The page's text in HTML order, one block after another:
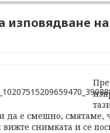
изповядване
да е смешно, смятаме,
снимката и се